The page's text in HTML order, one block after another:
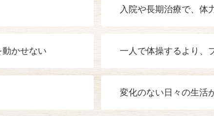
入院や長期治療で、体
かせない 一人で体操するより、
変化のない日々の生活